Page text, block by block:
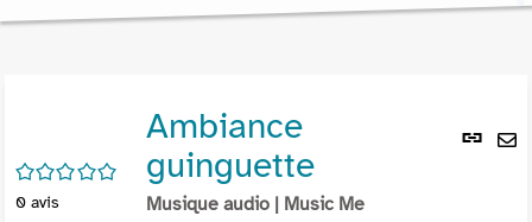
Lien
/5
0 avis
Ambiance
guinguette
Musique audio | Music Me